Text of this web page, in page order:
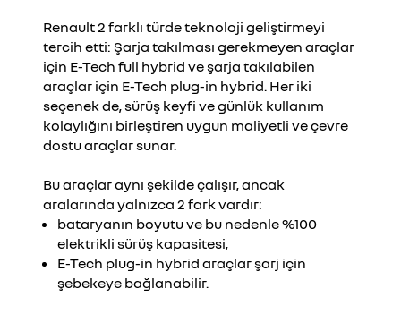
Renault 2 farklı türde teknoloji geliştirmeyi
tercih etti: Şarja takılması gerekmeyen araçlar
için E-Tech full hybrid ve şarja takılabilen
araçlar için E-Tech plug-in hybrid. Her iki
seçenek de, sürüş keyfi ve günlük kullanım
kolaylığını birleştiren uygun maliyetli ve çevre
dostu araçlar sunar.
Bu araçlar aynı şekilde çalışır, ancak
aralarında yalnızca 2 fark vardır:
bataryanın boyutu ve bu nedenle %100
elektrikli sürüş kapasitesi,
E-Tech plug-in hybrid araçlar şarj için
şebekeye bağlanabilir.